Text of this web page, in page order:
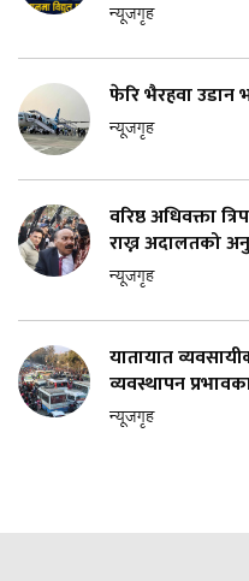
न्यूजगृह
फेरि भैरहवा उडान
न्यूजगृह
वरिष्ठ अधिवक्ता
राख्न अदालतको
न्यूजगृह
यातायात
व्यवस्थापन
न्यूजगृह